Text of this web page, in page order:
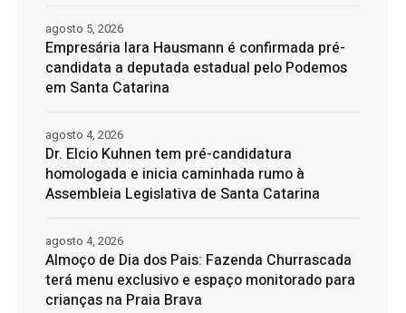
Empresária Iara Hausmann é confirmada pré-
candidata a deputada estadual pelo Podemos
em Santa Catarina
agosto 5, 2026
Dr. Elcio Kuhnen tem pré-candidatura
homologada e inicia caminhada rumo à
Assembleia Legislativa de Santa Catarina
agosto 4, 2026
Almoço de Dia dos Pais: Fazenda Churrascada
terá menu exclusivo e espaço monitorado para
crianças na Praia Brava
agosto 4, 2026